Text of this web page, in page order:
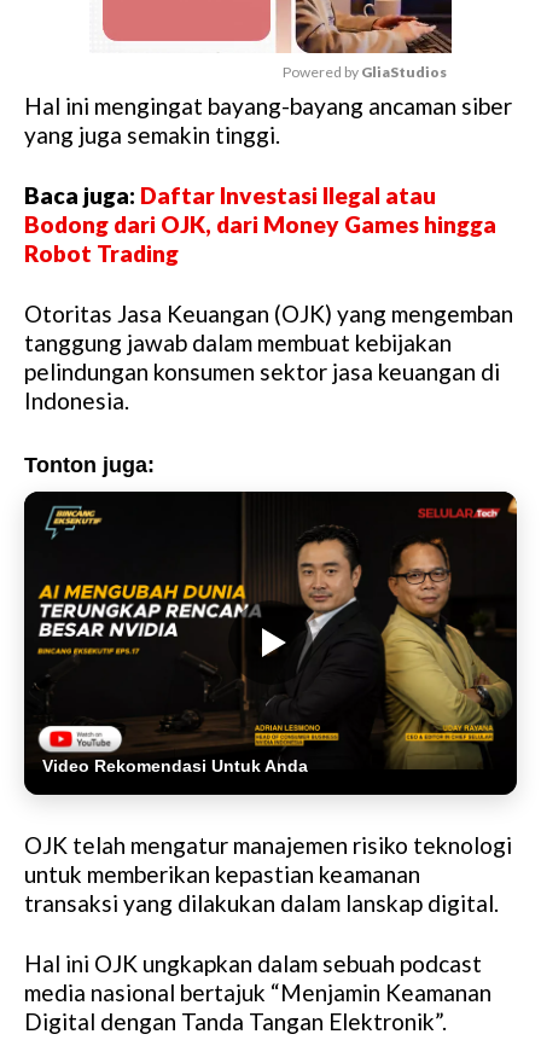
M
e
Powered by GliaStudios
Hal ini mengingat bayang-bayang ancaman siber
yang juga semakin tinggi.
Baca juga: Daftar Investasi Ilegal atau
Bodong dari OJK, dari Money Games hingga
Robot Trading
Otoritas Jasa Keuangan (OJK) yang mengemban
tanggung jawab dalam membuat kebijakan
pelindungan konsumen sektor jasa keuangan di
Indonesia.
Tonton juga:
Video Rekomendasi Untuk Anda
OJK telah mengatur manajemen risiko teknologi
untuk memberikan kepastian keamanan
transaksi yang dilakukan dalam lanskap digital.
Hal ini OJK ungkapkan dalam sebuah podcast
media nasional bertajuk “Menjamin Keamanan
Digital dengan Tanda Tangan Elektronik”.